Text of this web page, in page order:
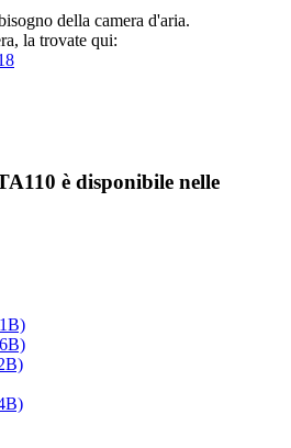
della camera d'aria.
la trovate qui:
è disponibile nelle